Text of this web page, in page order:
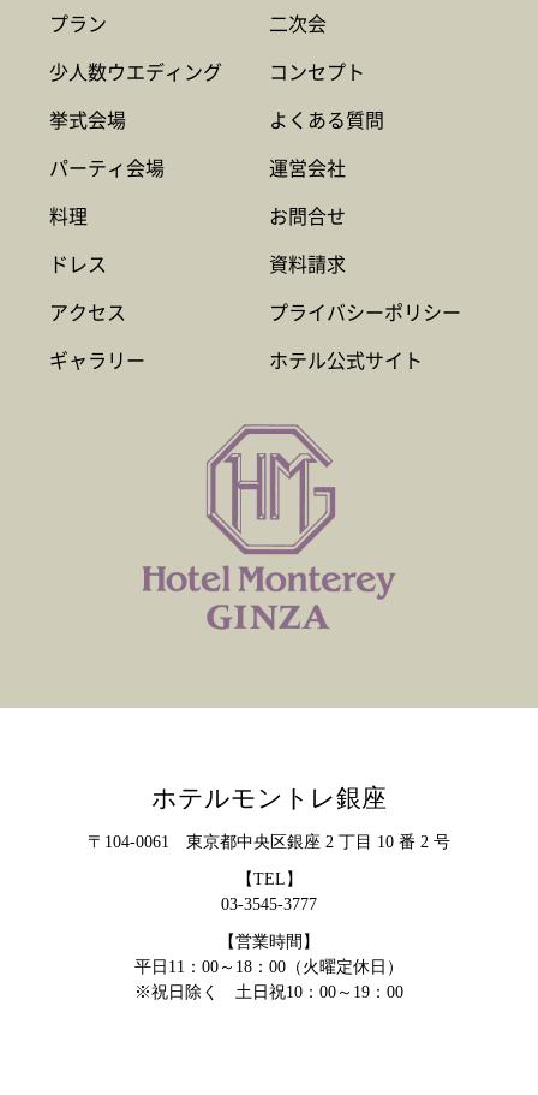
プラン
少人数ウエディング
挙式会場
パーティ会場
料理
ドレス
アクセス
ギャラリー
二次会
コンセプト
よくある質問
運営会社
お問合せ
資料請求
プライバシーポリシー
ホテル公式サイト
ホテルモントレ銀座
〒104-0061 東京都中央区銀座 2 丁目 10 番 2 号
【TEL】
03-3545-3777
【営業時間】
平日11：00～18：00（火曜定休日）
※祝日除く 土日祝10：00～19：00